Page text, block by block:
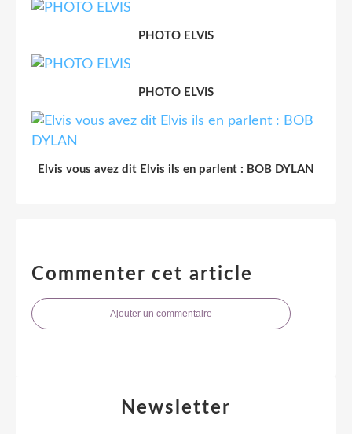
PHOTO ELVIS
PHOTO ELVIS
Elvis vous avez dit Elvis ils en parlent : BOB DYLAN
Commenter cet article
Ajouter un commentaire
Newsletter